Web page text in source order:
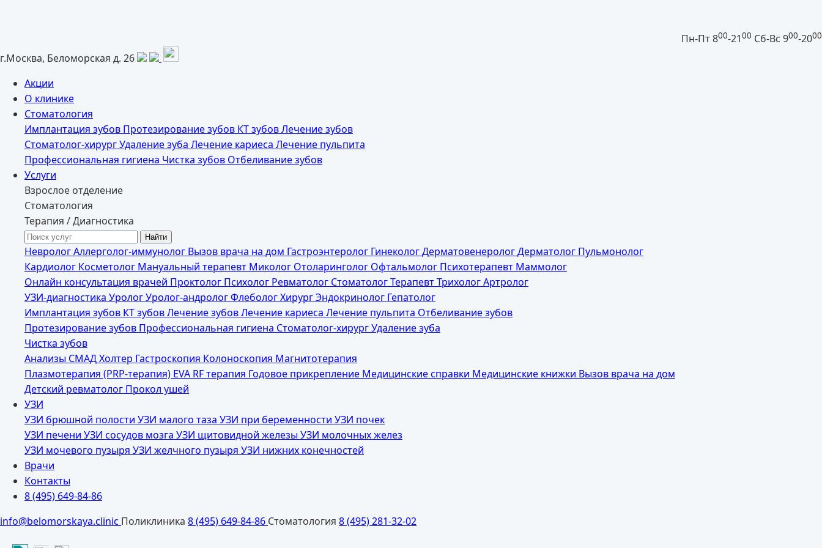
Пн-Пт 800-2100 Сб-Вс 900-2000
г.Москва, Беломорская д. 26
Акции
О клинике
Стоматология
Имплантация зубов Протезирование зубов КТ зубовЛечение зубов
Стоматолог-хирургУдаление зуба Лечение кариеса Лечение пульпита
Профессиональная гигиена Чистка зубов Отбеливание зубов
Услуги
Взрослое отделение
Стоматология
Терапия / Диагностика
НеврологАллерголог-иммунолог Вызов врача на дом Гастроэнтеролог ГинекологДерматовенерологДерматолог Пульмонолог
Кардиолог Косметолог Мануальный терапевт Миколог Отоларинголог Офтальмолог Психотерапевт Маммолог
Онлайн консультация врачей Проктолог Психолог Ревматолог СтоматологТерапевтТрихологАртролог
УЗИ-диагностика УрологУролог-андрологФлебологХирургЭндокринолог Гепатолог
Имплантация зубов КТ зубовЛечение зубовЛечение кариеса Лечение пульпита Отбеливание зубов
Протезирование зубов Профессиональная гигиена Стоматолог-хирургУдаление зуба
Чистка зубов
Анализы СМАДХолтер Гастроскопия Колоноскопия Магнитотерапия
Плазмотерапия (PRP-терапия) EVA RF терапия Годовое прикрепление Медицинские справки Медицинские книжки Вызов врача на дом
Детский ревматолог Прокол ушей
УЗИ
УЗИ брюшной полости УЗИ малого таза УЗИ при беременности УЗИ почек
УЗИ печени УЗИ сосудов мозга УЗИ щитовидной железыУЗИ молочных желез
УЗИ мочевого пузыря УЗИ желчного пузыря УЗИ нижних конечностей
Врачи
Контакты
8 (495) 649-84-86
info@belomorskaya.clinic Поликлиника 8 (495) 649-84-86 Стоматология 8 (495) 281-32-02